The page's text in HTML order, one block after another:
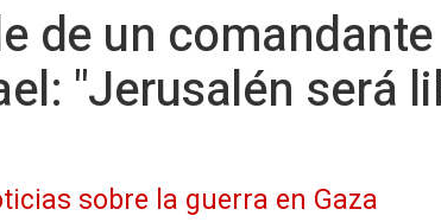
de un
"Jerusalén será
sobre la guerra en Gaza